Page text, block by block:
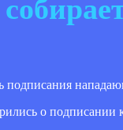
подписания
о